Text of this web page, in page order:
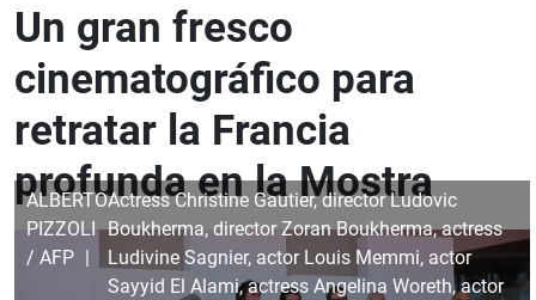
Un gran fresco
cinematográfico para
retratar la Francia
profunda en la Mostra
Actress Christine Gautier, director Ludovic
Boukherma, director Zoran Boukherma, actress
Ludivine Sagnier, actor Louis Memmi, actor
Sayyid El Alami, actress Angelina Woreth, actor
ALBERTO
PIZZOLI
/ AFP